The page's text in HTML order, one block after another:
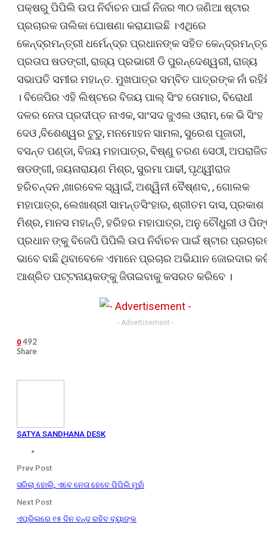
ପକ୍ଷରୁ ପିପିଲି ଉପ ନିର୍ବାଚନ ପାଇଁ ନିଜର ୩୦ ଜଣିଆ ଷ୍ଟାର
ପ୍ରଚାରକ ତାଲିକା ଘୋଷଣା କରାଯାଇଛି ।ଏଥିରେ
କେନ୍ଦ୍ରମନ୍ତ୍ରୀ ଧର୍ମେନ୍ଦ୍ର ପ୍ରଧାନଙ୍କ ସହିତ
ପ୍ରତାପ ଷଡଙ୍ଗୀ, ରାଜ୍ୟ ପ୍ରଭାରୀ ଡି ପୁରନ୍ଦେଶ୍ୱରୀ, ରାଜ୍ୟ
ସଭାପତି ସମୀର ମହାନ୍ତ. ମୁଖପାତ୍ର ସମ୍ବିତ ପାତ୍ରଙ୍କ ନାଁ
। ବିଜେପିର ଏହି ଲିଷ୍ଟରେ ବିଜୟ ପାଲ୍ ସିଂହ ତୋମାର, ବିରୋଧୀ
ଦଳର ନେତା ପ୍ରଦୀପ୍ତ ନାଏକ, ସାଂସଦ ଜୁଏଲ ଓରାମ, କେ ଭି ସିଂହ
ଦେଓ ,ବିଶେଶ୍ୱର ଟୁଡୁ, ମନମୋହନ ସାମଲ, ସୁରେଶ ପୂଜାରୀ,
ବସନ୍ତ ପଣ୍ଡା, ବିଜୟ ମହାପାତ୍ର, ବିଷ୍ଣୁ ଚରଣ ସେଠୀ,
ଷଡଙ୍ଗୀ, ଜୟନାରାୟଣ ମିଶ୍ର, ସୁରମା ପାଢୀ, ପୃଥ୍ୱୀରାଜ
ହରିଚନ୍ଦନ ,ଖାରବେଳ ସ୍ୱାଇଁ, ଅଶ୍ୱିନୀ ବୈଷ୍ଣବ, , ଗୋଲକ
ମହାପାତ୍ର, ଲେଖାଶ୍ରୀ ସାମନ୍ତସିଂହାର, ଶ୍ରୀତମ ଦାସ, ପ୍ରକାଶ
ମିଶ୍ର, ମାନସ ମହାନ୍ତି, ହରିହର ମହାପାତ୍ର, ଅନୁ ଚୌଧୁରୀ ଓ
ପ୍ରଧାନ ଙ୍କୁ ବିଜେପି ପିପିଲି ଉପ ନିର୍ବାଚନ ପାଇଁ ଷ୍ଟାର
ଭାବେ ବାଛି ଥିବାବେଳେ ଏମାନେ ପ୍ରଚାର ଅଭିଯାନ ଜୋରଦାର
ଆଶ୍ରିତ ପଟ୍ଟନାୟକଙ୍କୁ ଜିତାଇବାକୁ କସରତ କରିବେ ।
- Advertisement -
0 492
Share
SATYA SANDHANA DESK
Prev Post
ସରିଲା ହୋଲି, ଏବେ ନେତା ହେବେ ପିପିଲି ମୁହାଁ
Next Post
ଏପ୍ରିଲରେ ୧୫ ଦିନ ବନ୍ଦ ରହିବ ବ୍ୟାଙ୍କ